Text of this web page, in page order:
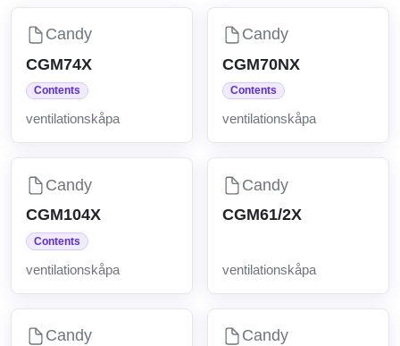
Candy
CGM74X
Contents
ventilationskåpa
Candy
CGM70NX
Contents
ventilationskåpa
Candy
CGM104X
Contents
ventilationskåpa
Candy
CGM61/2X
ventilationskåpa
Candy
Candy